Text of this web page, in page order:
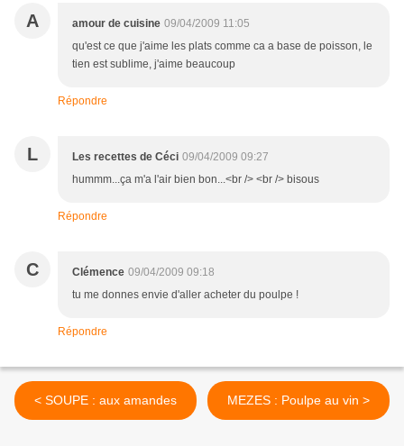
A amour de cuisine 09/04/2009 11:05
qu'est ce que j'aime les plats comme ca a base de poisson, le
tien est sublime, j'aime beaucoup
Répondre
L Les recettes de Céci 09/04/2009 09:27
hummm...ça m'a l'air bien bon...<br /> <br /> bisous
Répondre
C Clémence 09/04/2009 09:18
tu me donnes envie d'aller acheter du poulpe !
Répondre
< SOUPE : aux amandes MEZES : Poulpe au vin >